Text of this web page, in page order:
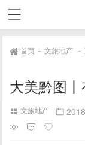
首页 -文旅地产 -
大美黔图丨
文旅地产